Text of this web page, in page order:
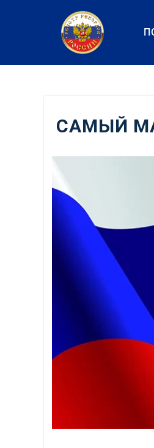
содержанию
САМЫЙ